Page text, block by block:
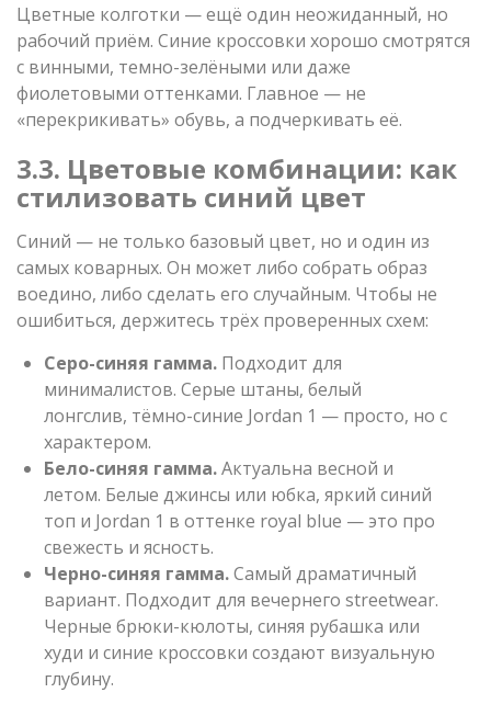
Цветные колготки — ещё один неожиданный, но
рабочий приём. Синие кроссовки хорошо смотрятся
с винными, темно-зелёными или даже
фиолетовыми оттенками. Главное — не
«перекрикивать» обувь, а подчеркивать её.
3.3. Цветовые комбинации: как
стилизовать синий цвет
Синий — не только базовый цвет, но и один из
самых коварных. Он может либо собрать образ
воедино, либо сделать его случайным. Чтобы не
ошибиться, держитесь трёх проверенных схем:
Серо-синяя гамма. Подходит для
минималистов. Серые штаны, белый
лонгслив, тёмно-синие Jordan 1 — просто, но с
характером.
Бело-синяя гамма.Актуальна весной и
летом. Белые джинсы или юбка, яркий синий
топ и Jordan 1 в оттенке royal blue — это про
свежесть и ясность.
Черно-синяя гамма.Самый драматичный
вариант. Подходит для вечернего streetwear.
Черные брюки-кюлоты, синяя рубашка или
худи и синие кроссовки создают визуальную
глубину.